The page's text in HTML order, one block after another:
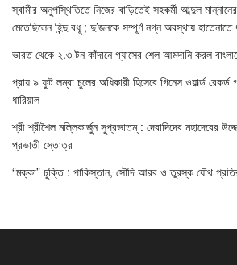
স্বামীর অনুপস্থিতিতে নিজের বাড়িতেই সহকর্মী আব্দুল
মেতেছিলেন হিন্দু বধূ ; দু’জনকে সম্পূর্ণ নগ্ন অবস্থায় হাতেনাতে
ভারত থেকে ২.৩ টন কাঁদানে গ্যাসের শেল আমদানি করল
প্রায় ৯ ফুট লম্বা চুলের অধিকারী হিসেবে গিনেস ওয়ার্ল্ড
ধারিয়াল
শ্রী শ্রীশৈল মল্লিকার্জুন সুপ্রভাতম্ : দেবাদিদেব মহাদেবের
প্রভাতী স্তোত্র
“মক্কা” চুক্তি : পাকিস্তান, সৌদি আরব ও তুরস্ক যৌথ